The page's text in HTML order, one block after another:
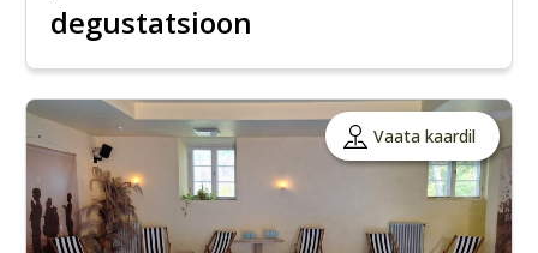
degustatsioon
Vaata kaardil